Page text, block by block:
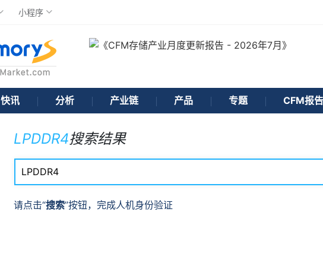
小程序
快讯 分析 产业链 产品 专题 CFM报告
LPDDR4搜索结果
请点击“搜索”按钮，完成人机身份验证